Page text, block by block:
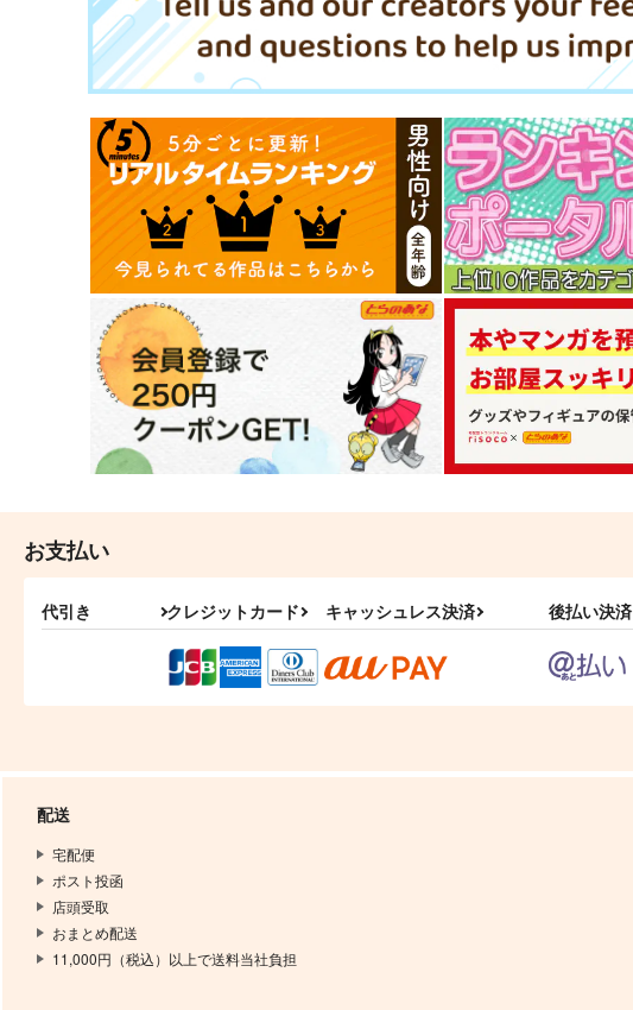
お支払い
代引き クレジットカード キャッシュレス決済 後払い決済
配送
宅配便
ポスト投函
店頭受取
おまとめ配送
11,000円（税込）以上で送料当社負担